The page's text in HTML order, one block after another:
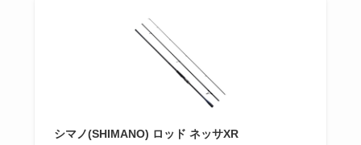
シマノ(SHIMANO) ロッド ネッサXR